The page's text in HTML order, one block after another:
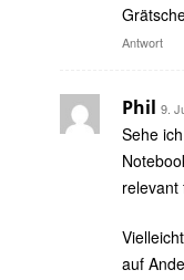
Antwort
Phil 9.
Sehe
relevant
auf